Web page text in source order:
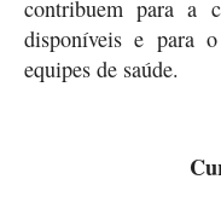
contribuem para a
disponíveis e para
equipes de saúde.